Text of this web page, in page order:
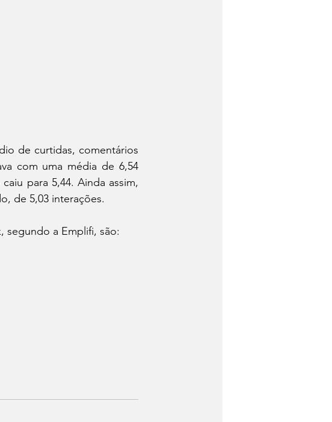
de curtidas, comentários
com uma média de 6,54
para 5,44. Ainda assim,
de 5,03 interações.
segundo a Emplifi, são: